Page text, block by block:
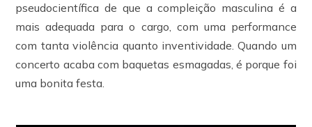
pseudocientífica de que a compleição masculina é a
mais adequada para o cargo, com uma performance
com tanta violência quanto inventividade. Quando um
concerto acaba com baquetas esmagadas, é porque foi
uma bonita festa.